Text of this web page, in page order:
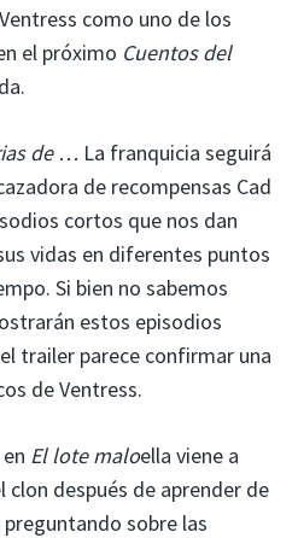
como uno de los
el próximo Cuentos del
de … La franquicia seguirá
de recompensas Cad
cortos que nos dan
vidas en diferentes puntos
Si bien no sabemos
estos episodios
trailer parece confirmar una
de Ventress.
El lote maloella viene a
después de aprender de
preguntando sobre las